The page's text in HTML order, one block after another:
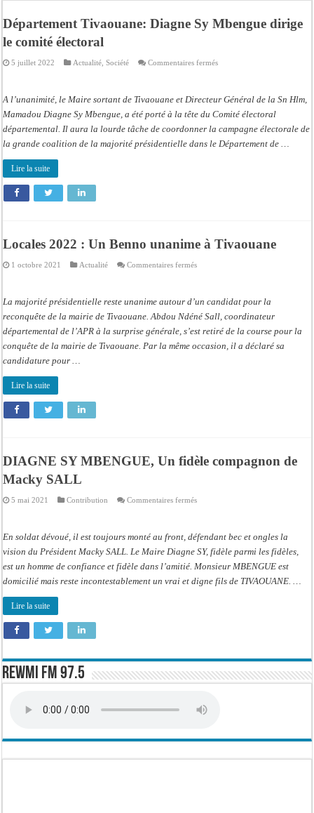
Affaire Pape Cheikh Diallo et Cie : Ousmane Kane prédit une « cascade de
Moustapha Dramé rejoint Pastef
Crise en Guinée Bissau : la médiation sénégalaise a présenté les contours de
Banditisme : Fily Sané, ancien Lieutenant du célèbre Ino, de nouveau Interpellé
Affaire Farba Ngom : La balle, dans le camp du procureur financier
Succession de Pape Thiaw : la bombe à retardement qui menace la FSF
Département Tivaouane: Diagne Sy Mbengue dirige
le comité électoral
5 juillet 2022 Actualité ,Société Commentaires ferméssur
Sy
Mbengue
dirige
comité
A l’unanimité, le Maire sortant de Tivaouane et Directeur Général de la Sn Hlm,
Mamadou Diagne Sy Mbengue, a été porté à la tête du Comité électoral
départemental. Il aura la lourde tâche de coordonner la campagne électorale de
la grande coalition de la majorité présidentielle dans le Département de …
Lire la suite
Locales 2022 : Un Benno unanime à Tivaouane
1 octobre 2021 Actualité Commentaires ferméssur
unanime
à
Tivaouane
La majorité présidentielle reste unanime autour d’un candidat pour la
reconquête de la mairie de Tivaouane. Abdou Ndéné Sall, coordinateur
départemental de l’APR à la surprise générale, s’est retiré de la course pour la
conquête de la mairie de Tivaouane. Par la même occasion, il a déclaré sa
candidature pour …
Lire la suite
DIAGNE SY MBENGUE, Un fidèle compagnon de
Macky SALL
5 mai 2021 Contribution Commentaires ferméssur
Un
fidèle
compagnon
Macky
En soldat dévoué, il est toujours monté au front, défendant bec et ongles la
vision du Président Macky SALL. Le Maire Diagne SY, fidèle parmi les fidèles,
est un homme de confiance et fidèle dans l’amitié. Monsieur MBENGUE est
domicilié mais reste incontestablement un vrai et digne fils de TIVAOUANE. …
Lire la suite
Rewmi FM 97.5